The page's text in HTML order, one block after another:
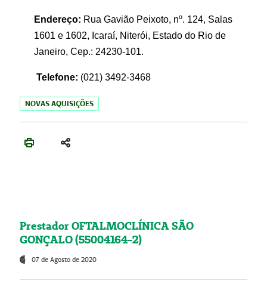
Endereço: Rua Gavião Peixoto, nº. 124, Salas
1601 e 1602, Icaraí, Niterói, Estado do Rio de
Janeiro, Cep.: 24230-101.
Telefone: (021) 3492-3468
NOVAS AQUISIÇÕES
Prestador OFTALMOCLÍNICA SÃO
GONÇALO (55004164-2)
07 de Agosto de 2020